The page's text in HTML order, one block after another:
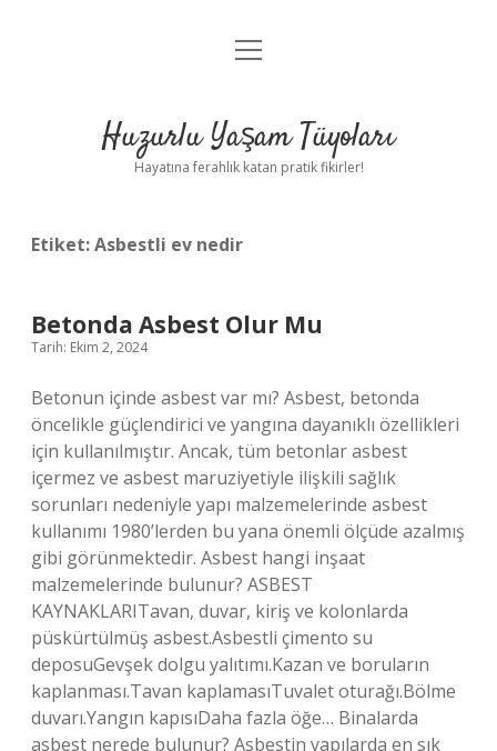
Anasayfa
Yasal Uyarı
menüyü
Huzurlu Yaşam Tüyoları
Hayatına ferahlık katan pratik fikirler!
Etiket:Asbestli ev nedir
Betonda Asbest Olur Mu
Tarih: Ekim 2, 2024
Betonun içinde asbest var mı? Asbest, betonda
öncelikle güçlendirici ve yangına dayanıklı özellikleri
için kullanılmıştır. Ancak, tüm betonlar asbest
içermez ve asbest maruziyetiyle ilişkili sağlık
sorunları nedeniyle yapı malzemelerinde asbest
kullanımı 1980’lerden bu yana önemli ölçüde azalmış
gibi görünmektedir. Asbest hangi inşaat
malzemelerinde bulunur? ASBEST
KAYNAKLARITavan, duvar, kiriş ve kolonlarda
püskürtülmüş asbest.Asbestli çimento su
deposuGevşek dolgu yalıtımı.Kazan ve boruların
kaplanması.Tavan kaplamasıTuvalet oturağı.Bölme
duvarı.Yangın kapısıDaha fazla öğe… Binalarda
asbest nerede bulunur? Asbestin yapılarda en sık